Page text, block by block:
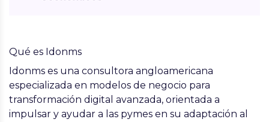
Qué es Idonms
Idonms es una consultora angloamericana
especializada en modelos de negocio para
transformación digital avanzada, orientada a
impulsar y ayudar a las pymes en su adaptación al